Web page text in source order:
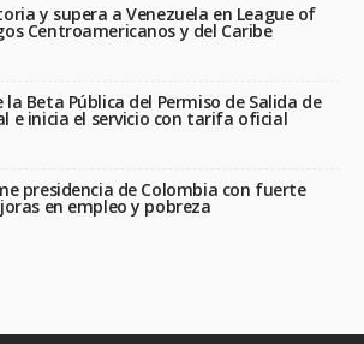
y supera a Venezuela en League of
Centroamericanos y del Caribe
Beta Pública del Permiso de Salida de
e inicia el servicio con tarifa oficial
presidencia de Colombia con fuerte
en empleo y pobreza